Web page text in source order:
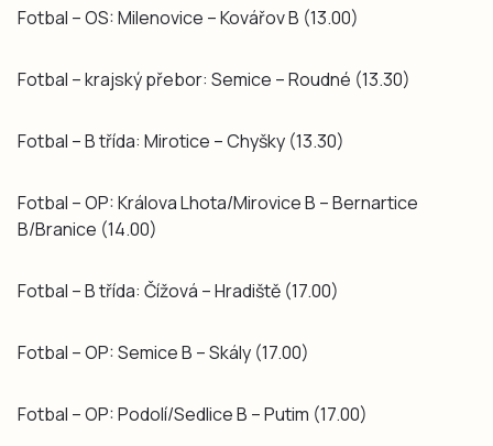
Fotbal – OS: Milenovice – Kovářov B (13.00)
Fotbal – krajský přebor: Semice – Roudné (13.30)
Fotbal – B třída: Mirotice – Chyšky (13.30)
Fotbal – OP: Králova Lhota/Mirovice B – Bernartice
B/Branice (14.00)
Fotbal – B třída: Čížová – Hradiště (17.00)
Fotbal – OP: Semice B – Skály (17.00)
Fotbal – OP: Podolí/Sedlice B – Putim (17.00)